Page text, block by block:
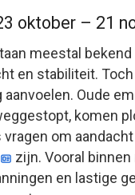
oktober – 21
meestal bekend
en stabiliteit.
Oude
komen
om
zijn. Vooral
en lastige